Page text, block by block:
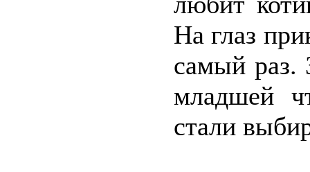
На глаз
самый раз.
младшей
стали